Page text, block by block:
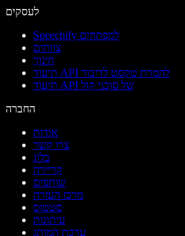
לעסקים
Speechify למפתחים
צוותים
חינוך
תיעוד API להמרת טקסט לדיבור
תיעוד API של סוכני קול
החברה
אודות
צרו קשר
בלוג
קריירה
שותפים
מרכז העזרה
סטטוס
עיתונות
ערכת המותג